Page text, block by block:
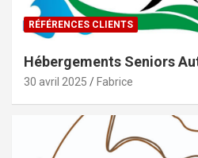
RÉFÉRENCES CLIENTS
Hébergements Seniors
30 avril 2025 Fabrice